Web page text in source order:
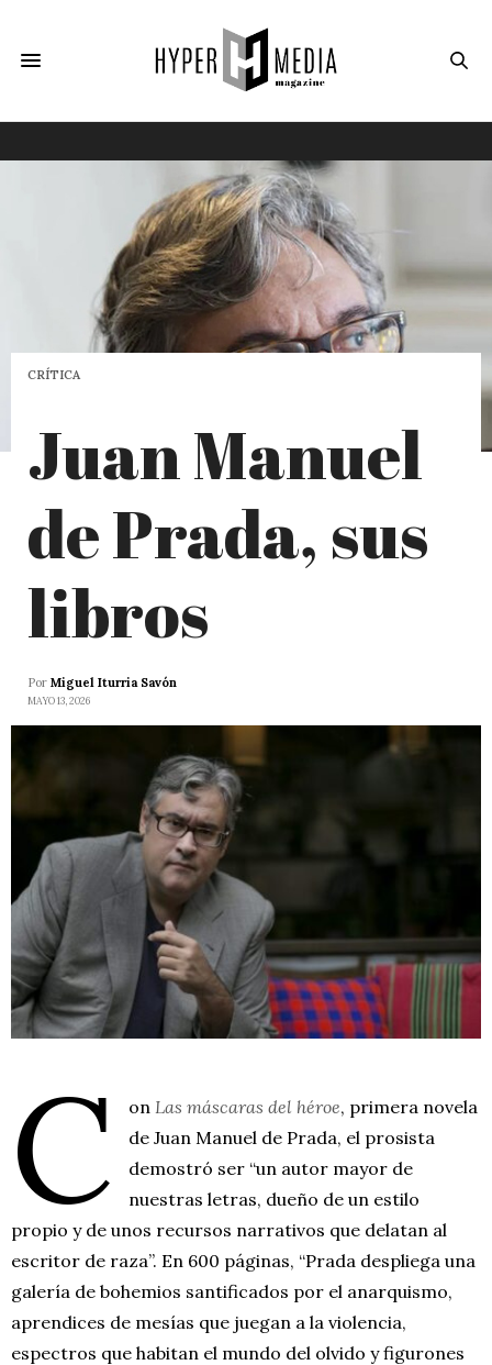
CRÍTICA
Juan Manuel
de Prada, sus
libros
Por Miguel Iturria Savón
MAYO 13, 2026
C on Las máscaras del héroe, primera novela
de Juan Manuel de Prada, el prosista
demostró ser “un autor mayor de
nuestras letras, dueño de un estilo
propio y de unos recursos narrativos que delatan al
escritor de raza”. En 600 páginas, “Prada despliega una
galería de bohemios santificados por el anarquismo,
aprendices de mesías que juegan a la violencia,
espectros que habitan el mundo del olvido y figurones